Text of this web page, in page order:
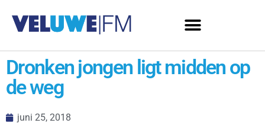
Dronken jongen ligt midden op
de weg
juni 25, 2018